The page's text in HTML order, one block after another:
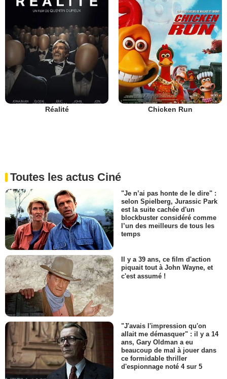
Réalité Chicken Run
Toutes les actus Ciné
"Je n’ai pas honte de le dire" :
selon Spielberg, Jurassic Park
est la suite cachée d'un
blockbuster considéré comme
l’un des meilleurs de tous les
temps
Il y a 39 ans, ce film d'action
piquait tout à John Wayne, et
c'est assumé !
"J'avais l'impression qu'on
allait me démasquer" : il y a 14
ans, Gary Oldman a eu
beaucoup de mal à jouer dans
ce formidable thriller
d'espionnage noté 4 sur 5